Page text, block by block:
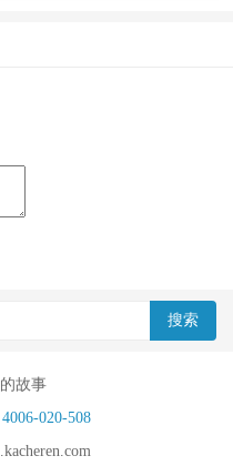
十堰市，拥有近3万名员
的技术中心。其母公司东风
业收入在2014年《财富》世
故事
4006-020-508